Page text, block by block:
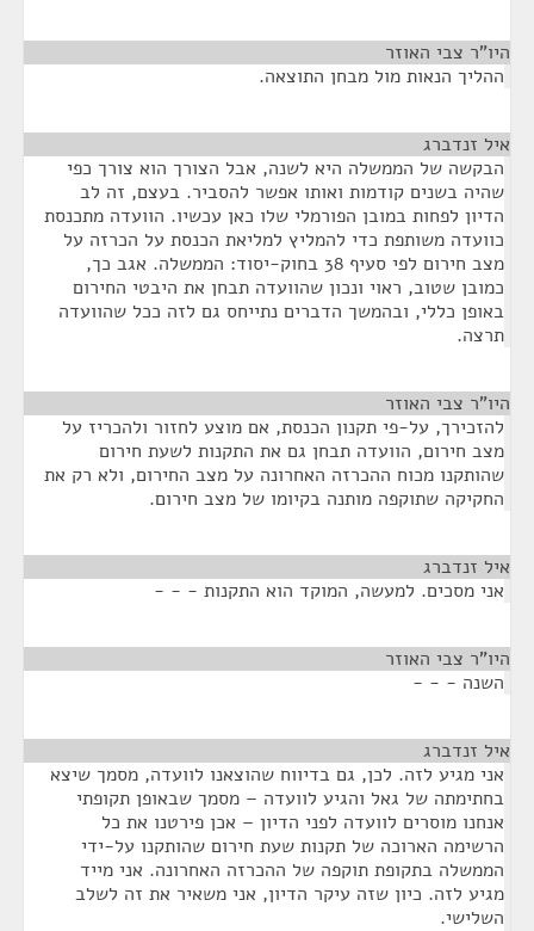
היו"ר צבי האוזר
ההליך הנאות מול מבחן התוצאה.
איל זנדברג
הבקשה של הממשלה היא לשנה, אבל הצורך הוא צורך כפי
שהיה בשנים קודמות ואותו אפשר להסביר. בעצם, זה לב
הדיון לפחות במובן הפורמלי שלו כאן עכשיו. הוועדה מתכנסת
כוועדה משותפת כדי להמליץ למליאת הכנסת על הכרזה על
מצב חירום לפי סעיף 38 בחוק-יסוד: הממשלה. אגב כך,
כמובן שטוב, ראוי ונכון שהוועדה תבחן את היבטי החירום
באופן כללי, ובהמשך הדברים נתייחס גם לזה ככל שהוועדה
תרצה.
היו"ר צבי האוזר
להזכירך, על-פי תקנון הכנסת, אם מוצע לחזור ולהכריז על
מצב חירום, הוועדה תבחן גם את התקנות לשעת חירום
שהותקנו מכוח ההכרזה האחרונה על מצב החירום, ולא רק את
החקיקה שתוקפה מותנה בקיומו של מצב חירום.
איל זנדברג
אני מסכים. למעשה, המוקד הוא התקנות - - -
היו"ר צבי האוזר
השנה - - -
איל זנדברג
אני מגיע לזה. לכן, גם בדיווח שהוצאנו לוועדה, מסמך שיצא
בחתימתה של גאל והגיע לוועדה – מסמך שבאופן תקופתי
אנחנו מוסרים לוועדה לפני הדיון – אכן פירטנו את כל
הרשימה הארוכה של תקנות שעת חירום שהותקנו על-ידי
הממשלה בתקופת תוקפה של ההכרזה האחרונה. אני מייד
מגיע לזה. כיון שזה עיקר הדיון, אני משאיר את זה לשלב
השלישי.